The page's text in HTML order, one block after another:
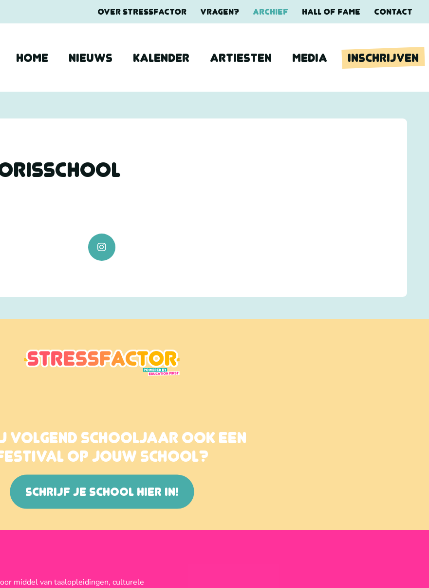
OVER STRESSFACTOR VRAGEN? ARCHIEF HALL OF FAME CONTACT
HOME NIEUWS KALENDER ARTIESTEN MEDIA INSCHRIJVEN
VOLGEND SCHOOLJAAR OOK EEN
OP JOUW SCHOOL?
SCHRIJF JE SCHOOL HIER IN!
middel van taalopleidingen, culturele